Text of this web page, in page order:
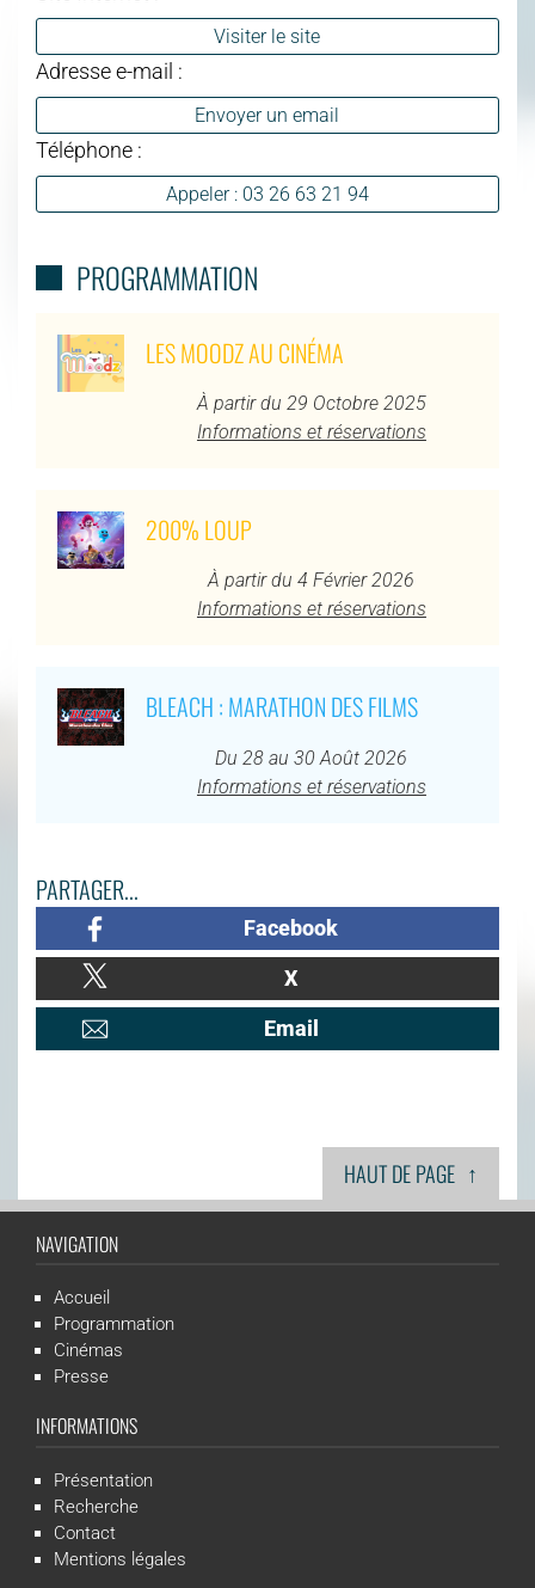
Visiter le site
Adresse e-mail :
Envoyer un email
Téléphone :
Appeler : 03 26 63 21 94
PROGRAMMATION
LES MOODZ AU CINÉMA
À partir du 29 Octobre 2025
Informations et réservations
200% LOUP
À partir du 4 Février 2026
Informations et réservations
BLEACH : MARATHON DES FILMS
Du 28 au 30 Août 2026
Informations et réservations
PARTAGER...
Facebook
X
Email
HAUT DE PAGE ↑
NAVIGATION
Accueil
Programmation
Cinémas
Presse
INFORMATIONS
Présentation
Recherche
Contact
Mentions légales